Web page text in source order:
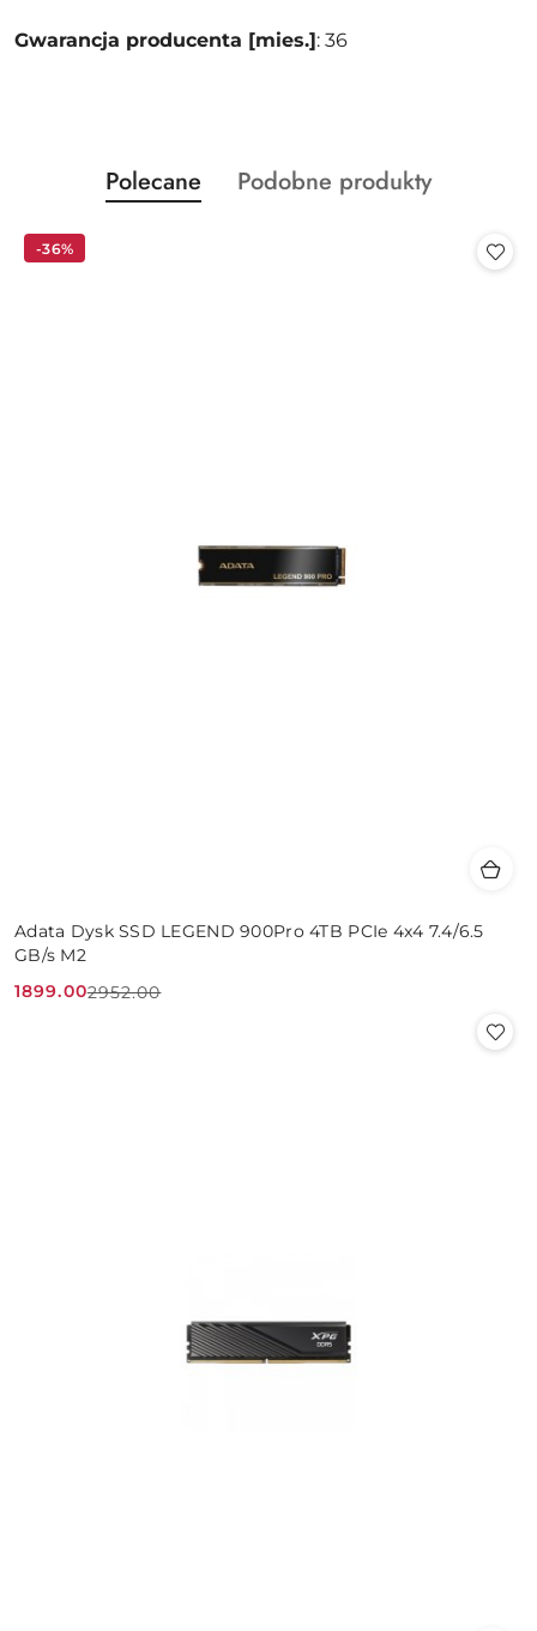
Gwarancja producenta [mies.]: 36
Pomiń karuzelę produktów
Produkty
o
Polecane
Produkty
Podobne produkty
Adata Dysk SSD LEGEND 900Pro 4TB PCIe 4x4 7.4/6.5
GB/s M2
Cena
1899.00
Cena
2952.00
-36%